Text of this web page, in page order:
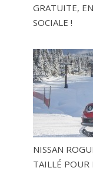
GRATUITE,
SOCIALE !
NISSAN
TAILLÉ POUR